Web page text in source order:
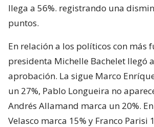
llega a 56%. registrando una
puntos.
En relación a los políticos con más
presidenta Michelle Bachelet llegó
aprobación. La sigue Marco
un 27%, Pablo Longueira no
Andrés Allamand marca un 20%.
Velasco marca 15% y Franco Parisi